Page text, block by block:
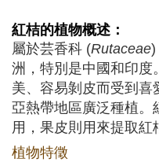
紅桔的植物概述：
屬於芸香科 (Rutaceae)
洲，特別是中國和印度
美、容易剝皮而受到喜
亞熱帶地區廣泛種植。
用，果皮則用來提取紅
植物特徵